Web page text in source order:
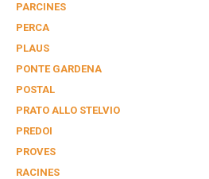
PARCINES
PERCA
PLAUS
PONTE GARDENA
POSTAL
PRATO ALLO STELVIO
PREDOI
PROVES
RACINES